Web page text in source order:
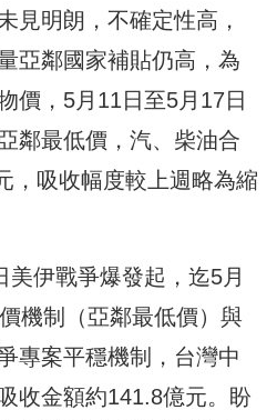
見明朗，不確定性高，
亞鄰國家補貼仍高，為
價，5月11日至5月17日
鄰最低價，汽、柴油合
，吸收幅度較上週略為縮
美伊戰爭爆發起，迄5月
機制（亞鄰最低價）與
專案平穩機制，台灣中
收金額約141.8億元。盼